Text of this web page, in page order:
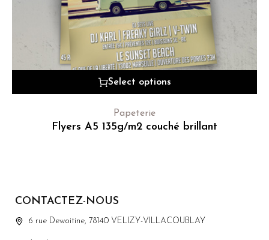
Select options
Papeterie
Flyers A5 135g/m2 couché brillant
CONTACTEZ-NOUS
6 rue Dewoitine, 78140 VELIZY-VILLACOUBLAY